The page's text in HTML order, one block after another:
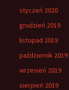
styczeń 2020
grudzień 2019
listopad 2019
październik 2019
wrzesień 2019
sierpień 2019